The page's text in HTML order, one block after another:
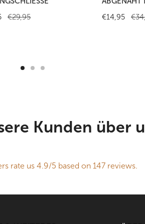
€29,95 €14,95
Regulärer
Kunden über
rate us 4.9/5 based on 147 reviews.